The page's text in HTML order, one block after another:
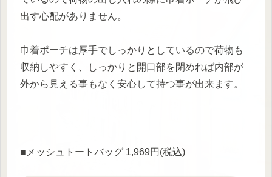
出す心配がありません。
巾着ポーチは厚手でしっかりとしているので荷物も
収納しやすく、しっかりと開口部を閉めれば内部が
外から見える事もなく安心して持つ事が出来ます。
■メッシュトートバッグ 1,969円(税込)